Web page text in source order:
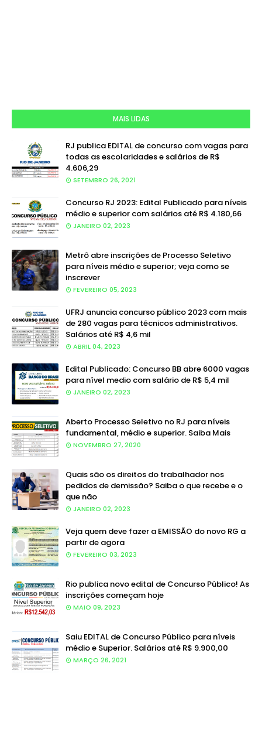
MAIS LIDAS
RJ publica EDITAL de concurso com vagas para
todas as escolaridades e salários de R$
4.606,29
SETEMBRO 26, 2021
Concurso RJ 2023: Edital Publicado para níveis
médio e superior com salários até R$ 4.180,66
JANEIRO 02, 2023
Metrô abre inscrições de Processo Seletivo
para níveis médio e superior; veja como se
inscrever
FEVEREIRO 05, 2023
UFRJ anuncia concurso público 2023 com mais
de 280 vagas para técnicos administrativos.
Salários até R$ 4,6 mil
ABRIL 04, 2023
Edital Publicado: Concurso BB abre 6000 vagas
para nível medio com salário de R$ 5,4 mil
JANEIRO 02, 2023
Aberto Processo Seletivo no RJ para níveis
fundamental, médio e superior. Saiba Mais
NOVEMBRO 27, 2020
Quais são os direitos do trabalhador nos
pedidos de demissão? Saiba o que recebe e o
que não
JANEIRO 02, 2023
Veja quem deve fazer a EMISSÃO do novo RG a
partir de agora
FEVEREIRO 03, 2023
Rio publica novo edital de Concurso Público! As
inscrições começam hoje
MAIO 09, 2023
Saiu EDITAL de Concurso Público para níveis
médio e Superior. Salários até R$ 9.900,00
MARÇO 26, 2021